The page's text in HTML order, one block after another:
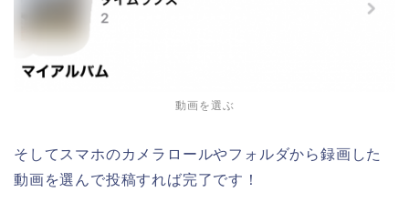
動画を選ぶ
そしてスマホのカメラロールやフォルダから録画した
動画を選んで投稿すれば完了です！